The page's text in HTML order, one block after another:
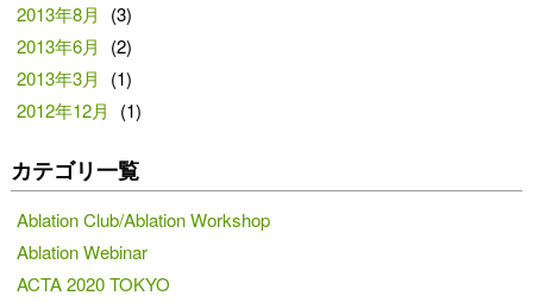
2013年8月
(3)
2013年6月
(2)
2013年3月
(1)
2012年12月
(1)
カテゴリ一覧
Ablation Club/Ablation Workshop
Ablation Webinar
ACTA 2020 TOKYO